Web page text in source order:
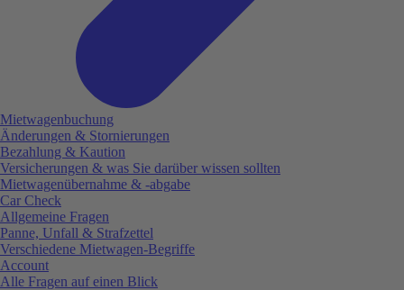
Mietwagenbuchung
Änderungen & Stornierungen
Bezahlung & Kaution
Versicherungen & was Sie darüber wissen sollten
Mietwagenübernahme & -abgabe
Car Check
Allgemeine Fragen
Panne, Unfall & Strafzettel
Verschiedene Mietwagen-Begriffe
Account
Alle Fragen auf einen Blick